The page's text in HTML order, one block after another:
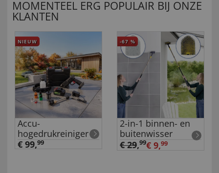
MOMENTEEL ERG POPULAIR BIJ ONZE
KLANTEN
NIEUW
Accu-
hogedrukreiniger
€ 99,99
-67 %
2-in-1 binnen- en
buitenwisser
€ 29,99€ 9,99